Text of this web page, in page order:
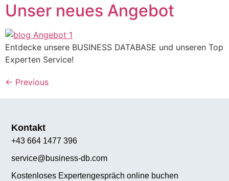
Unser neues Angebot
Entdecke unsere BUSINESS DATABASE und unseren Top
Experten Service!
← Previous
Kontakt
+43 664 1477 396
service@business-db.com
Kostenloses Expertengespräch online buchen